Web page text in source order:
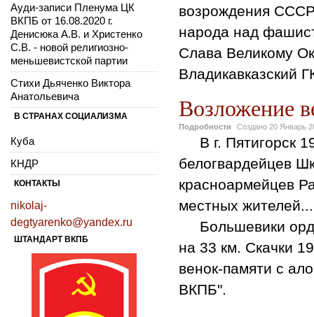
возрождения
народа над
Слава Великому
Владикавказский
Возложение
Подробности Создано 20 Январь
В г. Пятигорск
белогвардейцев
красноармейцев
местных жителей...
Большевики
на 33 км. Скачки
венок-памяти с
ВКПБ".
Ауди-записи Пленума ЦК
ВКПБ от 16.08.2020 г.
Денисюка А.В. и Христенко
С.В. - новой религиозно-
меньшевистской партии
Стихи Дьяченко Виктора
Анатольевича
В СТРАНАХ СОЦИАЛИЗМА
Куба
КНДР
КОНТАКТЫ
nikolaj-
degtyarenko@yandex.ru
ШТАНДАРТ ВКПБ